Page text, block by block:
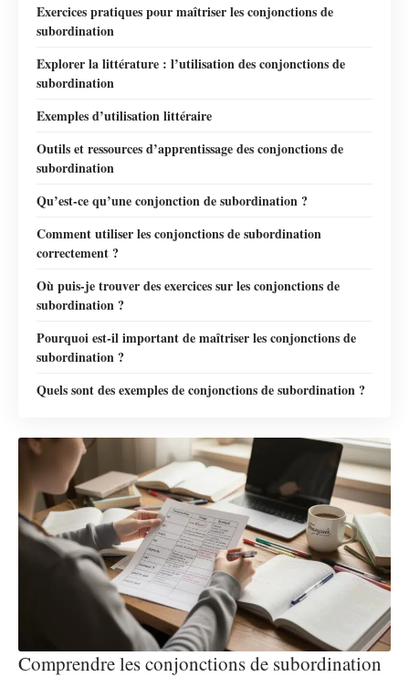
Exercices pratiques pour maîtriser les conjonctions de
subordination
Explorer la littérature : l’utilisation des conjonctions de
subordination
Exemples d’utilisation littéraire
Outils et ressources d’apprentissage des conjonctions de
subordination
Qu’est-ce qu’une conjonction de subordination ?
Comment utiliser les conjonctions de subordination
correctement ?
Où puis-je trouver des exercices sur les conjonctions de
subordination ?
Pourquoi est-il important de maîtriser les conjonctions de
subordination ?
Quels sont des exemples de conjonctions de subordination ?
Comprendre les conjonctions de subordination